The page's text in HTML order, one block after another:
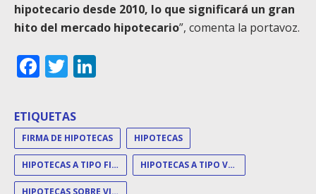
hipotecario desde 2010, lo que significará un gran
hito del mercado hipotecario”, comenta la portavoz.
Facebook
Twitter
ETIQUETAS
FIRMA DE HIPOTECAS HIPOTECAS
HIPOTECAS A TIPO FIJO HIPOTECAS A TIPO VARIABLE
HIPOTECAS SOBRE VIVIENDA